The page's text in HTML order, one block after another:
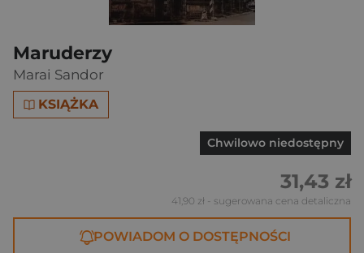
Maruderzy
Marai Sandor
KSIĄŻKA
Chwilowo niedostępny
31,43 zł
41,90 zł - sugerowana cena detaliczna
POWIADOM O DOSTĘPNOŚCI